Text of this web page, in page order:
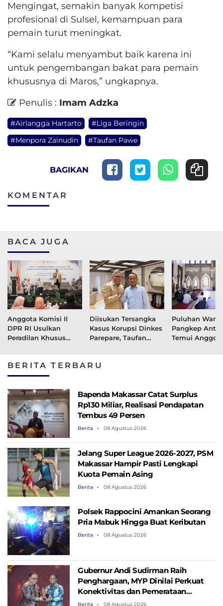
Mengingat, semakin banyak kompetisi
profesional di Sulsel, kemampuan para
pemain turut meningkat.
“Kami selalu menyambut baik karena ini
untuk pengembangan bakat para pemain
khususnya di Maros,” ungkapnya.
Penulis : Imam Adzka
#Airlangga Hartarto
#Liga Beringin
#Menpora Zainudin
#Taufan Pawe
BAGIKAN
KOMENTAR
BACA JUGA
Anggota Komisi II
DPR RI Usulkan
Peradilan Khusus
Diisukan Tersangka
Kasus Korupsi Dinkes
Parepare, Taufan
Puluhan
Pangkep
Temui
BERITA TERBARU
Bapenda Makassar Catat Surplus
Rp130 ​​Miliar, Realisasi Pendapatan
Tembus 49 Persen
Berita 08 Agustus 2026
Jelang Super League 2026-2027, PSM
Makassar Hampir Pasti Lengkapi
Kuota Pemain Asing
Berita 08 Agustus 2026
Polsek Rappocini Amankan Seorang
Pria Mabuk Hingga Buat Keributan
Berita 08 Agustus 2026
Gubernur Andi Sudirman Raih
Penghargaan, MYP Dinilai Perkuat
Konektivitas dan Pemerataan
Pembangunan
Berita 08 Agustus 2026